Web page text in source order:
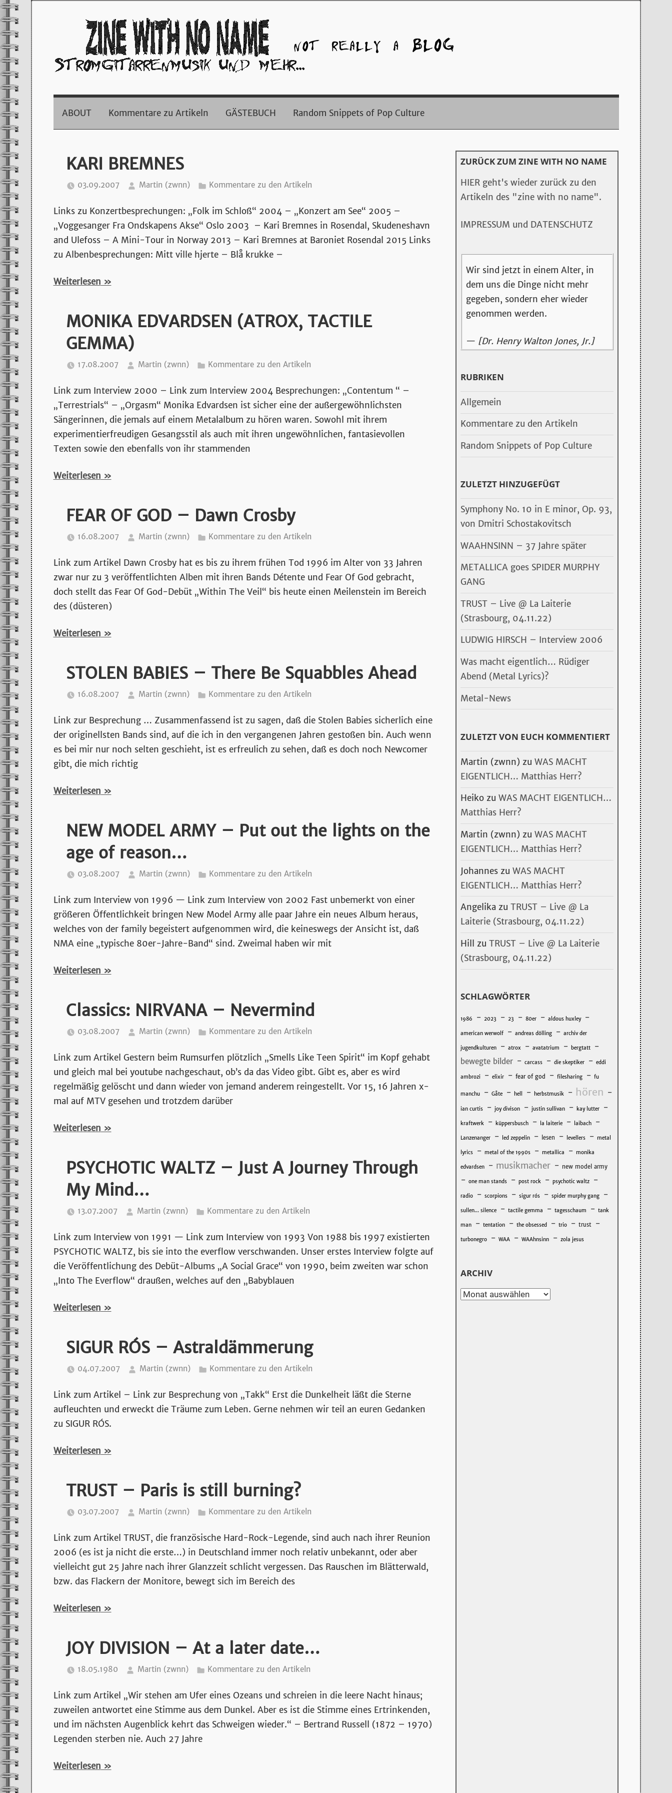
Zum
Inhalt
springen
zine
with
name
–
stromgitarrenmusik
und
mehr…
ABOUT Kommentare zu Artikeln GÄSTEBUCH Random Snippets of Pop Culture
KARI BREMNES
03.09.2007 Martin (zwnn) Kommentare zu den Artikeln
Links zu Konzertbesprechungen: „Folk im Schloß“ 2004 – „Konzert am See“ 2005 –
„Voggesanger Fra Ondskapens Akse“ Oslo 2003 – Kari Bremnes in Rosendal, Skudeneshavn
and Ulefoss – A Mini-Tour in Norway 2013 – Kari Bremnes at Baroniet Rosendal 2015 Links
zu Albenbesprechungen: Mitt ville hjerte – Blå krukke –
Weiterlesen
MONIKA EDVARDSEN (ATROX, TACTILE
GEMMA)
17.08.2007 Martin (zwnn) Kommentare zu den Artikeln
Link zum Interview 2000 – Link zum Interview 2004 Besprechungen: „Contentum “ –
„Terrestrials“ – „Orgasm“ Monika Edvardsen ist sicher eine der außergewöhnlichsten
Sängerinnen, die jemals auf einem Metalalbum zu hören waren. Sowohl mit ihrem
experimentierfreudigen Gesangsstil als auch mit ihren ungewöhnlichen, fantasievollen
Texten sowie den ebenfalls von ihr stammenden
Weiterlesen
FEAR OF GOD – Dawn Crosby
16.08.2007 Martin (zwnn) Kommentare zu den Artikeln
Link zum Artikel Dawn Crosby hat es bis zu ihrem frühen Tod 1996 im Alter von 33 Jahren
zwar nur zu 3 veröffentlichten Alben mit ihren Bands Détente und Fear Of God gebracht,
doch stellt das Fear Of God-Debüt „Within The Veil“ bis heute einen Meilenstein im Bereich
des (düsteren)
Weiterlesen
STOLEN BABIES – There Be Squabbles Ahead
16.08.2007 Martin (zwnn) Kommentare zu den Artikeln
Link zur Besprechung … Zusammenfassend ist zu sagen, daß die Stolen Babies sicherlich eine
der originellsten Bands sind, auf die ich in den vergangenen Jahren gestoßen bin. Auch wenn
es bei mir nur noch selten geschieht, ist es erfreulich zu sehen, daß es doch noch Newcomer
gibt, die mich richtig
Weiterlesen
NEW MODEL ARMY – Put out the lights on the
age of reason…
03.08.2007 Martin (zwnn) Kommentare zu den Artikeln
Link zum Interview von 1996 — Link zum Interview von 2002 Fast unbemerkt von einer
größeren Öffentlichkeit bringen New Model Army alle paar Jahre ein neues Album heraus,
welches von der family begeistert aufgenommen wird, die keineswegs der Ansicht ist, daß
NMA eine „typische 80er-Jahre-Band“ sind. Zweimal haben wir mit
Weiterlesen
Classics: NIRVANA – Nevermind
03.08.2007 Martin (zwnn) Kommentare zu den Artikeln
Link zum Artikel Gestern beim Rumsurfen plötzlich „Smells Like Teen Spirit“ im Kopf gehabt
und gleich mal bei youtube nachgeschaut, ob’s da das Video gibt. Gibt es, aber es wird
regelmäßig gelöscht und dann wieder von jemand anderem reingestellt. Vor 15, 16 Jahren x-
mal auf MTV gesehen und trotzdem darüber
Weiterlesen
PSYCHOTIC WALTZ – Just A Journey Through
My Mind…
13.07.2007 Martin (zwnn) Kommentare zu den Artikeln
Link zum Interview von 1991 — Link zum Interview von 1993 Von 1988 bis 1997 existierten
PSYCHOTIC WALTZ, bis sie into the everflow verschwanden. Unser erstes Interview folgte auf
die Veröffentlichung des Debüt-Albums „A Social Grace“ von 1990, beim zweiten war schon
„Into The Everflow“ draußen, welches auf den „Babyblauen
Weiterlesen
SIGUR RÓS – Astraldämmerung
04.07.2007 Martin (zwnn) Kommentare zu den Artikeln
Link zum Artikel – Link zur Besprechung von „Takk“ Erst die Dunkelheit läßt die Sterne
aufleuchten und erweckt die Träume zum Leben. Gerne nehmen wir teil an euren Gedanken
zu SIGUR RÓS.
Weiterlesen
TRUST – Paris is still burning?
03.07.2007 Martin (zwnn) Kommentare zu den Artikeln
Link zum Artikel TRUST, die französische Hard-Rock-Legende, sind auch nach ihrer Reunion
2006 (es ist ja nicht die erste…) in Deutschland immer noch relativ unbekannt, oder aber
vielleicht gut 25 Jahre nach ihrer Glanzzeit schlicht vergessen. Das Rauschen im Blätterwald,
bzw. das Flackern der Monitore, bewegt sich im Bereich des
Weiterlesen
JOY DIVISION – At a later date…
18.05.1980 Martin (zwnn) Kommentare zu den Artikeln
Link zum Artikel „Wir stehen am Ufer eines Ozeans und schreien in die leere Nacht hinaus;
zuweilen antwortet eine Stimme aus dem Dunkel. Aber es ist die Stimme eines Ertrinkenden,
und im nächsten Augenblick kehrt das Schweigen wieder.“ – Bertrand Russell (1872 – 1970)
Legenden sterben nie. Auch 27 Jahre
Weiterlesen
ZURÜCK ZUM ZINE WITH NO NAME
HIER geht's wieder zurück zu den
Artikeln des "zine with no name".
IMPRESSUM und DATENSCHUTZ
Wir sind jetzt in einem Alter, in
dem uns die Dinge nicht mehr
gegeben, sondern eher wieder
genommen werden.
— [Dr. Henry Walton Jones, Jr.]
RUBRIKEN
Allgemein
Kommentare zu den Artikeln
Random Snippets of Pop Culture
ZULETZT HINZUGEFÜGT
Symphony No. 10 in E minor, Op. 93,
von Dmitri Schostakovitsch
WAAHNSINN – 37 Jahre später
METALLICA goes SPIDER MURPHY
GANG
TRUST – Live @ La Laiterie
(Strasbourg, 04.11.22)
LUDWIG HIRSCH – Interview 2006
Was macht eigentlich… Rüdiger
Abend (Metal Lyrics)?
Metal-News
ZULETZT VON EUCH KOMMENTIERT
Martin (zwnn) zu WAS MACHT
EIGENTLICH… Matthias Herr?
Heikozu WAS MACHT EIGENTLICH…
Matthias Herr?
Martin (zwnn) zu WAS MACHT
EIGENTLICH… Matthias Herr?
Johanneszu WAS MACHT
EIGENTLICH… Matthias Herr?
Angelika zu TRUST – Live @ La
Laiterie (Strasbourg, 04.11.22)
Hill
zu TRUST – Live @ La Laiterie
(Strasbourg, 04.11.22)
SCHLAGWÖRTER
1986 - 2023 - 23 - 80er - aldous huxley -
american werwolf - andreas dölling - archiv der
jugendkulturen - atrox - avatatrium - bergtatt -
bewegte bilder - carcass - die skeptiker - eddi
ambrozi - elixir - fear of god - filesharing - fu
manchu - Gåte - hell - herbstmusik - hören -
ian curtis - joy divison - justin sullivan - kay lutter -
kraftwerk - küppersbusch - la laiterie - laibach -
Lanzenanger - led zeppelin - lesen - levellers - metal
lyrics - metal of the 1990s - metallica - monika
edvardsen - musikmacher - new model army
- one man stands - post rock - psychotic waltz -
radio - scorpions - sigur rós - spider murphy gang -
sullen... silence - tactile gemma - tagesschaum - tank
man - tentation - the obsessed - trio - trust -
turbonegro - WAA - WAAhnsinn - zola jesus
ARCHIV
Archiv